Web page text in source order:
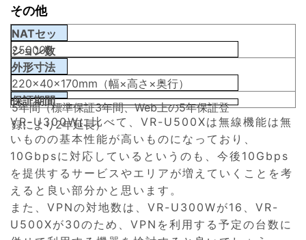
その他
NATセッ
ション数
250000
外形寸法
220×40×170mm（幅×高さ×奥行）
保証期間
5年間（標準保証3年間、Web上の5年保証登
録により2年延長）
VR-U300Wに比べて、VR-U500Xは無線機能は無
いものの基本性能が高いものになっており、
10Gbpsに対応しているというのも、今後10Gbps
を提供するサービスやエリアが増えていくことを考
えると良い部分かと思います。
また、VPNの対地数は、VR-U300Wが16、VR-
U500Xが30のため、VPNを利用する予定の台数に